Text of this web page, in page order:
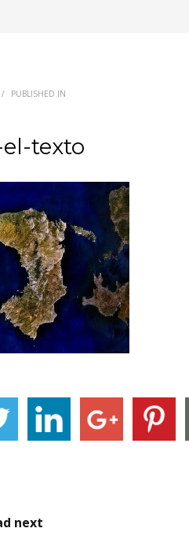
/ PUBLISHED IN
texto
next